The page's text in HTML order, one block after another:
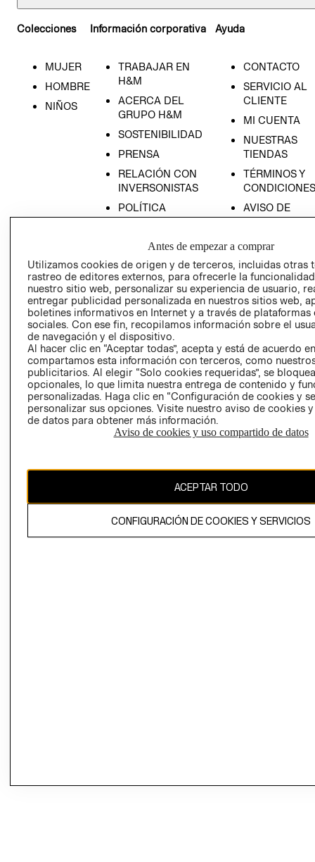
Colecciones
MUJER
HOMBRE
NIÑOS
Información corporativa
TRABAJAR EN
H&M
ACERCA DEL
GRUPO H&M
SOSTENIBILIDAD
PRENSA
RELACIÓN CON
INVERSONISTAS
POLÍTICA
EMPRESARIAL
Ayuda
CONTACTO
SERVICIO AL
CLIENTE
MI CUENTA
NUESTRAS
TIENDAS
TÉRMINOS Y
CONDICIONES
AVISO DE
PRIVACIDAD
AVISO DE
COOKIES
LIBRO DE
Ecuador ($)
propiedad de H&M Hennes & Mauritz AB.
Antes de empezar a comprar
Utilizamos cookies de origen y de terceros, incluidas otras
rastreo de editores externos, para ofrecerle la
nuestro sitio web, personalizar su experiencia de usuario,
entregar publicidad personalizada en nuestros sitios web,
boletines informativos en Internet y a través de plataformas
sociales. Con ese fin, recopilamos información sobre el
de navegación y el dispositivo.
Al hacer clic en “Aceptar todas”, acepta y está de acuerdo
compartamos esta información con terceros, como
publicitarios. Al elegir “Solo cookies requeridas”, se
opcionales, lo que limita nuestra entrega de contenido y
personalizadas. Haga clic en “Configuración de cookies y
personalizar sus opciones. Visite nuestro aviso de cookies
de datos para obtener más información.
Aviso de cookies y uso compartido de datos
ACEPTAR TODO
CONFIGURACIÓN DE COOKIES Y SERVICIOS